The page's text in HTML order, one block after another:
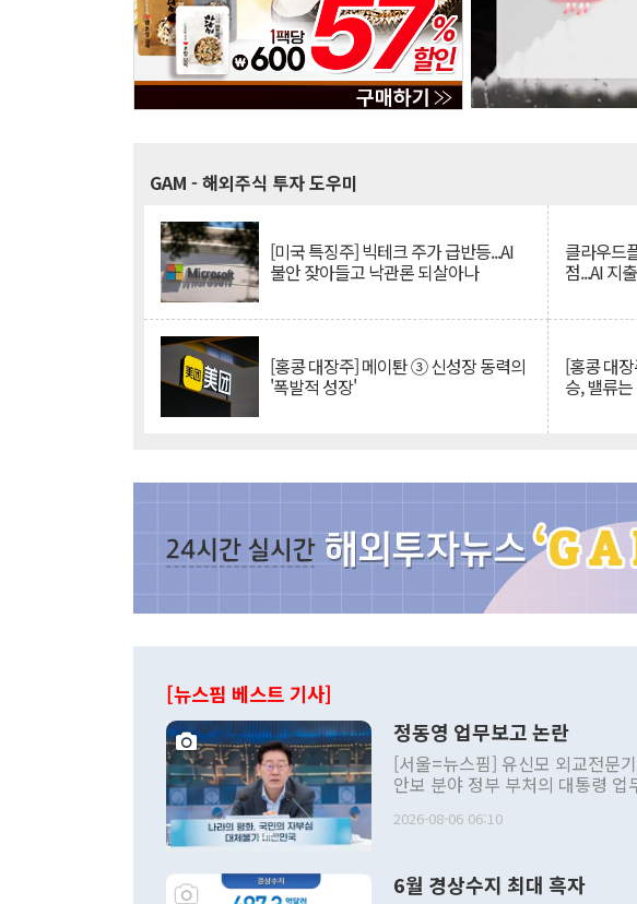
GAM - 해외주식 투자 도우미
[미국 특징주] 빅테크 주가 급반등...AI
불안 잦아들고 낙관론 되살아나
클라우드
점...AI 지
[홍콩 대장주] 메이퇀 ③ 신성장 동력의
'폭발적 성장'
[홍콩 대
승, 밸류
[뉴스핌 베스트 기사]
정동영 업무보고 논란
[서울=뉴스핌] 유신모 외교전문
안보 분야 정부 부처의 대통령
발언 중에는 정부 내 조율을 거치
주의적 희망에 근거한 비현실적
2026-08-06 06:10
6월 경상수지 최대 흑자